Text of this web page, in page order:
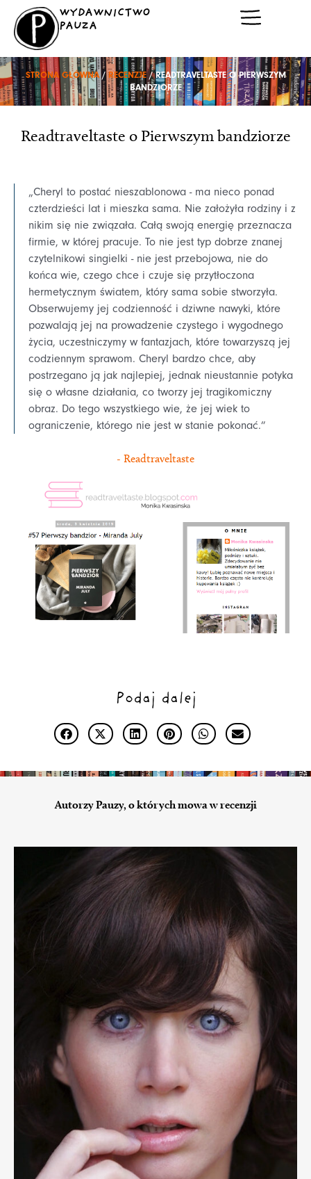
Przejdź
treści
WYDAWNICTWO
PAUZA
STRONA GŁÓWNA/RECENZJE/ READTRAVELTASTE O PIERWSZYM
BANDZIORZE
Readtraveltaste o Pierwszym bandziorze
„Cheryl to postać nieszablonowa - ma nieco ponad
czterdzieści lat i mieszka sama. Nie założyła rodziny i z
nikim się nie związała. Całą swoją energię przeznacza
firmie, w której pracuje. To nie jest typ dobrze znanej
czytelnikowi singielki - nie jest przebojowa, nie do
końca wie, czego chce i czuje się przytłoczona
hermetycznym światem, który sama sobie stworzyła.
Obserwujemy jej codzienność i dziwne nawyki, które
pozwalają jej na prowadzenie czystego i wygodnego
życia, uczestniczymy w fantazjach, które towarzyszą jej
codziennym sprawom. Cheryl bardzo chce, aby
postrzegano ją jak najlepiej, jednak nieustannie potyka
się o własne działania, co tworzy jej tragikomiczny
obraz. Do tego wszystkiego wie, że jej wiek to
ograniczenie, którego nie jest w stanie pokonać.”
- Readtraveltaste
Podaj dalej
Autorzy Pauzy, o których mowa w recenzji